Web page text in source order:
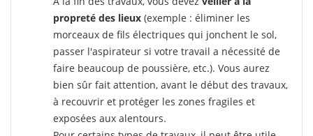
propreté des lieux (exemple : éliminer les
morceaux de fils électriques qui jonchent le sol,
passer l'aspirateur si votre travail a nécessité de
faire beaucoup de poussière, etc.). Vous aurez
bien sûr fait attention, avant le début des travaux,
à recouvrir et protéger les zones fragiles et
exposées aux alentours.